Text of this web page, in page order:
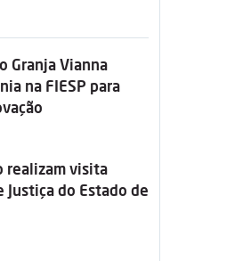
Granja Vianna
na FIESP para
realizam visita
do Estado de